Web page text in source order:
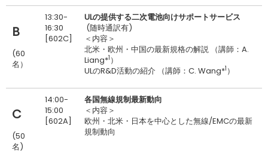
B
(60
名）
13:30-
16:30
[602C]
ULの提供する二次電池向けサポートサービス
(随時通訳有)
＜内容＞
北米・欧州・中国の最新規格の解説 （講師：A.
Liang*1 ）
ULのR&D活動の紹介 （講師：C. Wang*1 ）
C
(50
名)
14:00-
15:00
[602A]
各国無線規制最新動向
＜内容＞
欧州・北米・日本を中心とした無線/EMCの最新
規制動向